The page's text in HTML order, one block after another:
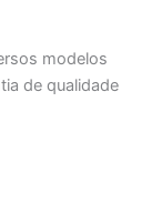
modelos
de qualidade